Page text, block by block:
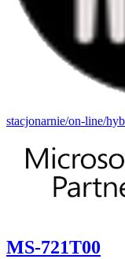
stacjonarnie/on-line/
MS-721T00